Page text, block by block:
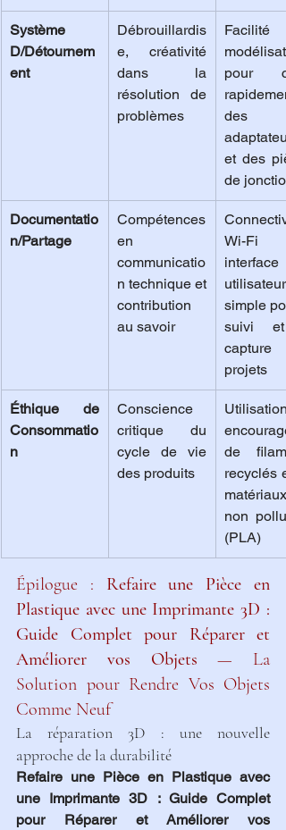
Système
D/Détournem
ent
Débrouillardis
e, créativité
dans la
résolution de
problèmes
Facilité
pour
des
et des
de jonction
Documentatio
n/Partage
Compétences
en
communicatio
n technique et
contribution
au savoir
Wi-Fi
interface
utilisateur
simple
suivi
capture
projets
Éthique de
Consommatio
n
Conscience
critique du
cycle de vie
des produits
Utilisation
de
recyclés
matériaux
non
(PLA)
Épilogue : Refaire une Pièce en
Plastique avec une Imprimante 3D :
Guide Complet pour Réparer et
Améliorer vos Objets — La
Solution pour Rendre Vos Objets
Comme Neuf
La réparation 3D : une nouvelle
approche de la durabilité
Refaire une Pièce en Plastique avec
une Imprimante 3D : Guide Complet
pour Réparer et Améliorer vos